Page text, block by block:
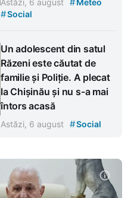
#Social
Un adolescent din satul
Răzeni este căutat de
familie și Poliție. A plecat
la Chișinău și nu s-a mai
întors acasă
Astăzi, 6 august #Social